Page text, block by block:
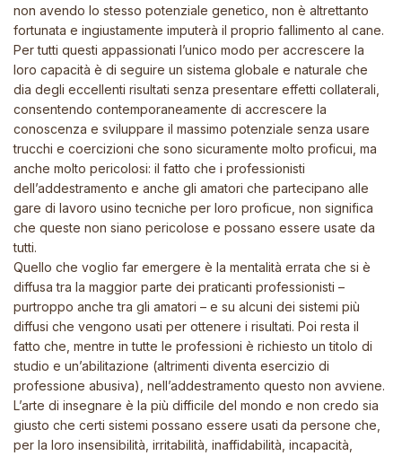
non avendo lo stesso potenziale genetico, non è altrettanto
fortunata e ingiustamente imputerà il proprio fallimento al cane.
Per tutti questi appassionati l’unico modo per accrescere la
loro capacità è di seguire un sistema globale e naturale che
dia degli eccellenti risultati senza presentare effetti collaterali,
consentendo contemporaneamente di accrescere la
conoscenza e sviluppare il massimo potenziale senza usare
trucchi e coercizioni che sono sicuramente molto proficui, ma
anche molto pericolosi: il fatto che i professionisti
dell’addestramento e anche gli amatori che partecipano alle
gare di lavoro usino tecniche per loro proficue, non significa
che queste non siano pericolose e possano essere usate da
tutti.
Quello che voglio far emergere è la mentalità errata che si è
diffusa tra la maggior parte dei praticanti professionisti –
purtroppo anche tra gli amatori – e su alcuni dei sistemi più
diffusi che vengono usati per ottenere i risultati. Poi resta il
fatto che, mentre in tutte le professioni è richiesto un titolo di
studio e un’abilitazione (altrimenti diventa esercizio di
professione abusiva), nell’addestramento questo non avviene.
L’arte di insegnare è la più difficile del mondo e non credo sia
giusto che certi sistemi possano essere usati da persone che,
per la loro insensibilità, irritabilità, inaffidabilità, incapacità,